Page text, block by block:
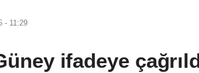
- 11:29
ifadeye